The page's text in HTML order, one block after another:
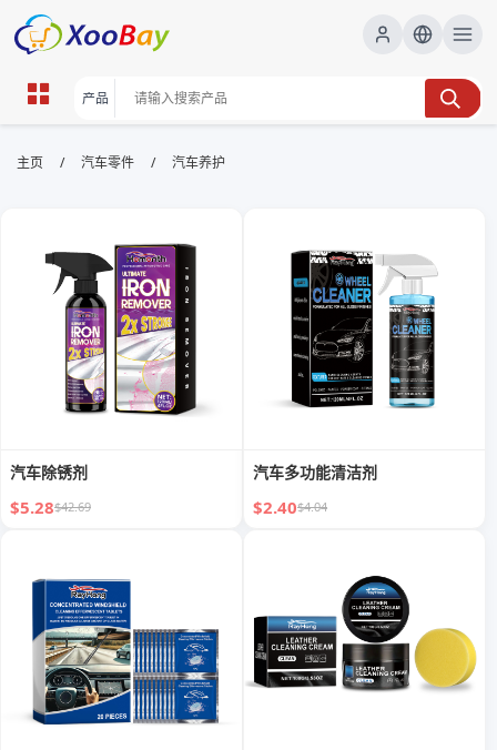
汽车养护 | XOOBAY B2B/B2C
养护要点速览
主页 / 汽车零件 / 汽车养护
汽车除锈剂
$5.28$42.69
汽车多功能清洁剂
$2.40$4.04